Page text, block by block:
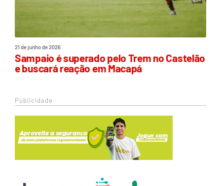
21 de junho de 2026
Sampaio é superado pelo Trem no Castelão
e buscará reação em Macapá
Publicidade